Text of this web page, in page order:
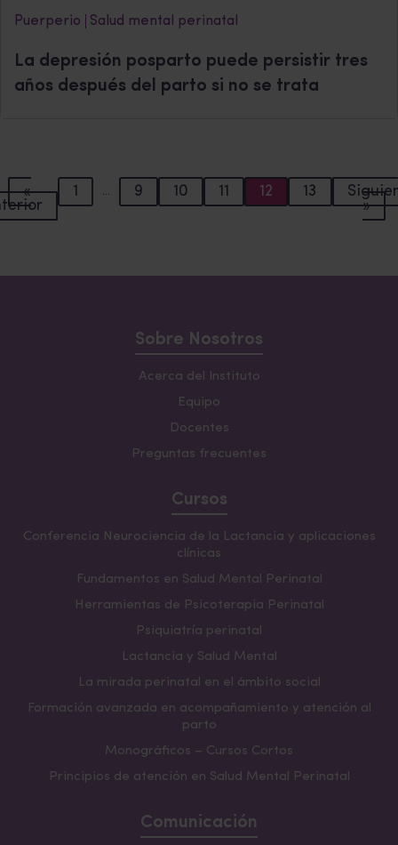
Puerperio Salud mental perinatal
La depresión posparto puede persistir tres
años después del parto si no se trata
«
1 … 9 10 11 12 13
»
Sobre Nosotros
Acerca del Instituto
Equipo
Docentes
Preguntas frecuentes
Cursos
Conferencia Neurociencia de la Lactancia y aplicaciones
clínicas
Fundamentos en Salud Mental Perinatal
Herramientas de Psicoterapia Perinatal
Psiquiatría perinatal
Lactancia y Salud Mental
La mirada perinatal en el ámbito social
Formación avanzada en acompañamiento y atención al
parto
Monográficos – Cursos Cortos
Principios de atención en Salud Mental Perinatal
Comunicación